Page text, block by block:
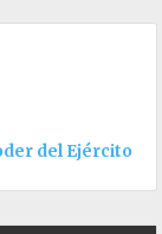
del Ejército